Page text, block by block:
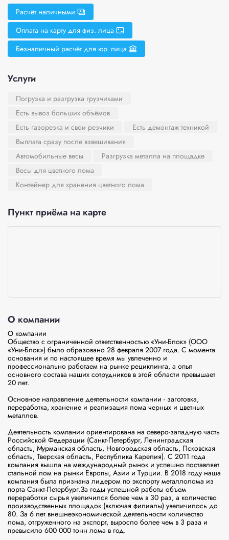
Расчёт наличными
Оплата на карту для физ. лица
Безналичный расчёт для юр. лица
Услуги
Погрузка и разгрузка грузчиками
Есть вывоз больших объёмов
Есть газорезка и свои резчики
Есть демонтаж техникой
Выплата сразу после взвешивания
Автомобильные весы
Разгрузка металла на площадке
Весы для цветного лома
Контейнер для хранения цветного лома
Пункт приёма на карте
О компании
О компании
Общество с ограниченной ответственностью «Уни-Блок» (ООО
«Уни-Блок») было образовано 28 февраля 2007 года. С момента
основания и по настоящее время мы увлеченно и
профессионально работаем на рынке рециклинга, а опыт
основного состава наших сотрудников в этой области превышает
20 лет.
Основное направление деятельности компании - заготовка,
переработка, хранение и реализация лома черных и цветных
металлов.
Деятельность компании ориентирована на северо-западную часть
Российской Федерации (Санкт-Петербург, Ленинградская
область, Мурманская область, Новгородская область, Псковская
область, Тверская область, Республика Карелия). С 2011 года
компания вышла на международный рынок и успешно поставляет
стальной лом на рынки Европы, Азии и Турции. В 2018 году наша
компания была признана лидером по экспорту металлолома из
порта Санкт-Петербург.За годы успешной работы объем
переработки сырья увеличился более чем в 30 раз, а количество
производственных площадок (включая филиалы) увеличилось до
80. За 6 лет внешнеэкономической деятельности количество
лома, отгруженного на экспорт, выросло более чем в 3 раза и
превысило 600 000 тонн лома в год.